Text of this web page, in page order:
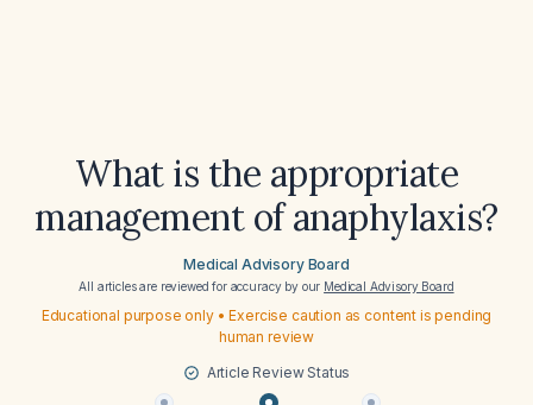
What is the appropriate
management of anaphylaxis?
Medical Advisory Board
All articles are reviewed for accuracy by our Medical Advisory Board
Educational purpose only • Exercise caution as content is pending
human review
Article Review Status